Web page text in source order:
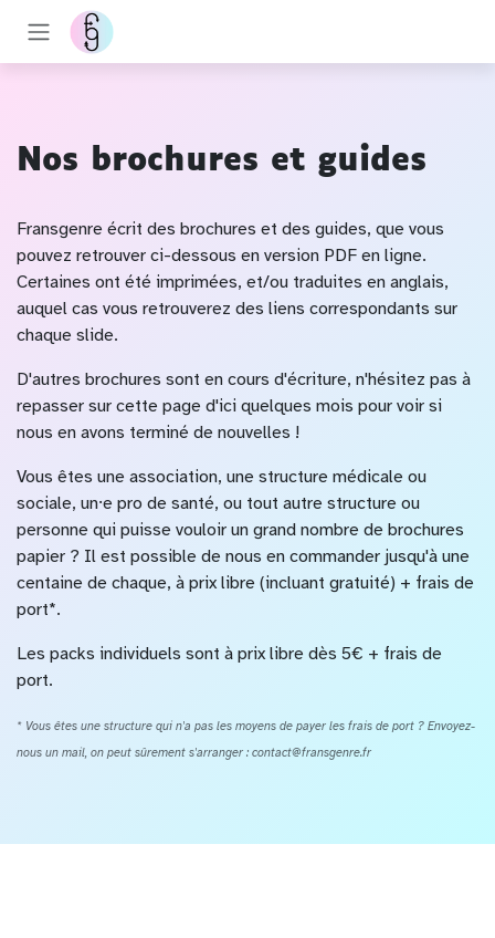
Se rendre au contenu
Nos brochures et guides
Fransgenre écrit des brochures et des guides, que vous
pouvez retrouver ci-dessous en version PDF en ligne.
Certaines ont été imprimées, et/ou traduites en anglais,
auquel cas vous retrouverez des liens correspondants sur
chaque slide.
D'autres brochures sont en cours d'écriture, n'hésitez pas à
repasser sur cette page d'ici quelques mois pour voir si
nous en avons terminé de nouvelles !
Vous êtes une association, une structure médicale ou
sociale, un⸱e pro de santé, ou tout autre structure ou
personne qui puisse vouloir un grand nombre de brochures
papier ? Il est possible de nous en commander jusqu'à une
centaine de chaque, à prix libre (incluant gratuité) + frais de
port*.
Les packs individuels sont à prix libre dès 5€ + frais de
port.
* Vous êtes une structure qui n'a pas les moyens de payer les frais de port ? Envoyez-
nous un mail, on peut sûrement s'arranger : contact@fransgenre.fr